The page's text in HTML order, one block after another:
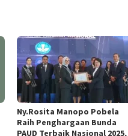
Ny.Rosita Manopo Pobela
Raih Penghargaan Bunda
PAUD Terbaik Nasional 2025,